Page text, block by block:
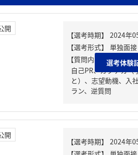
開
【質問内容・課題】
自己PR、ガクチカ（
と）、志望動機、入
ラン、逆質問
選考体験
開